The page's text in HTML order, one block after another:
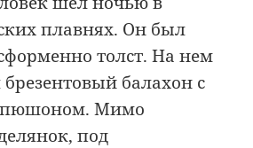
плавнях. Он был
толст. На нем
балахон с
Мимо
под